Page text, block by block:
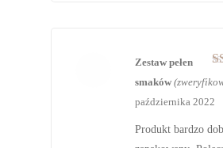
Zestaw pełen
smaków
października 2022
Produkt bardzo